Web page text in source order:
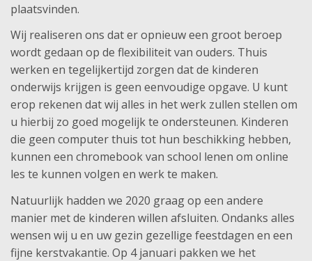
plaatsvinden.
Wij realiseren ons dat er opnieuw een groot beroep
wordt gedaan op de flexibiliteit van ouders. Thuis
werken en tegelijkertijd zorgen dat de kinderen
onderwijs krijgen is geen eenvoudige opgave. U kunt
erop rekenen dat wij alles in het werk zullen stellen om
u hierbij zo goed mogelijk te ondersteunen. Kinderen
die geen computer thuis tot hun beschikking hebben,
kunnen een chromebook van school lenen om online
les te kunnen volgen en werk te maken.
Natuurlijk hadden we 2020 graag op een andere
manier met de kinderen willen afsluiten. Ondanks alles
wensen wij u en uw gezin gezellige feestdagen en een
fijne kerstvakantie. Op 4 januari pakken we het